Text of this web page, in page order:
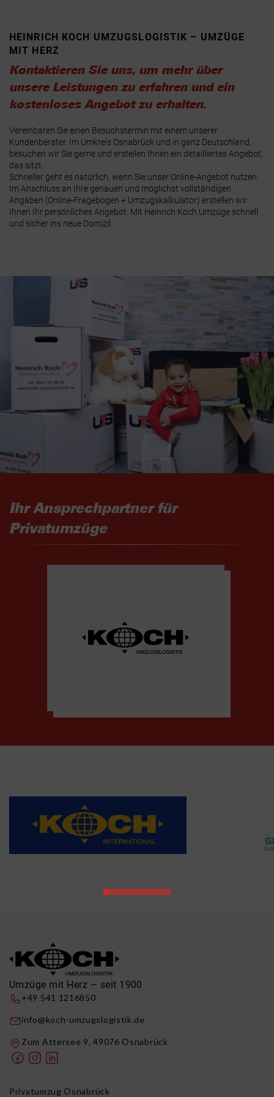
HEINRICH KOCH UMZUGSLOGISTIK – UMZÜGE
MIT HERZ
Kontaktieren Sie uns, um mehr über
unsere Leistungen zu erfahren und ein
kostenloses Angebot zu erhalten.
Vereinbaren Sie einen Besuchstermin mit einem unserer
Kundenberater. Im Umkreis Osnabrück und in ganz Deutschland,
besuchen wir Sie gerne und erstellen Ihnen ein detailliertes Angebot,
das sitzt.
Schneller geht es natürlich, wenn Sie unser Online-Angebot nutzen.
Im Anschluss an Ihre genauen und möglichst vollständigen
Angaben (Online-Fragebogen + Umzugskalkulator) erstellen wir
Ihnen Ihr persönliches Angebot. Mit Heinrich Koch Umzüge schnell
und sicher ins neue Domizil.
Ihr Ansprechpartner für
Privatumzüge
Umzüge mit Herz – seit 1900
+49 541 1216850
info@koch-umzugslogistik.de
Zum Attersee 9, 49076 Osnabrück
Privatumzug Osnabrück